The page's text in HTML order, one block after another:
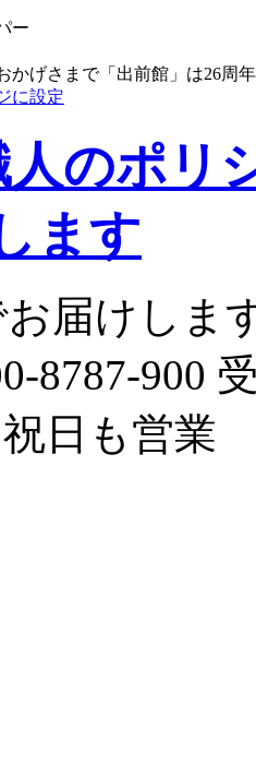
ー
かげさまで「出前館」は26周
に設定